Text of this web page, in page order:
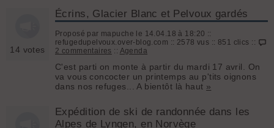
14 votes
Écrins, Glacier Blanc et Pelvoux gardés
Proposé par mapuche le 14.04.18 à 18:20 ::
refugedupelvoux.over-blog.com :: 2578 vus :: 851 clics ::
2 commentaires :: Agenda
C'est parti on monte à partir du mardi 17 avril. On
va vous concocter un printemps au p'tits oignons
dans nos refuges... A bientôt là haut »
Expédition de ski de randonnée dans les
Alpes de Lyngen, en Norvège